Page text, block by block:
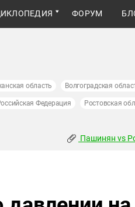
ФОРУМ
область Волгоградская
Федерация Ростовская
Пашинян vs